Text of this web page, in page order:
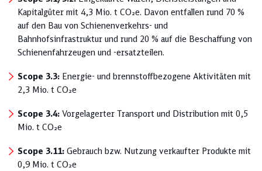
Kapitalgüter mit 4,3 Mio. t CO₂e. Davon entfallen rund 70 %
auf den Bau von Schienenverkehrs- und
Bahnhofsinfrastruktur und rund 20 % auf die Beschaffung von
Schienenfahrzeugen und -ersatzteilen.
Scope 3.3: Energie- und brennstoffbezogene Aktivitäten mit
2,3 Mio. t CO₂e
Scope 3.4: Vorgelagerter Transport und Distribution mit 0,5
Mio. t CO₂e
Scope 3.11: Gebrauch bzw. Nutzung verkaufter Produkte mit
0,9 Mio. t CO₂e